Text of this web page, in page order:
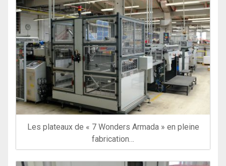
Les plateaux de « 7 Wonders Armada » en pleine
fabrication…